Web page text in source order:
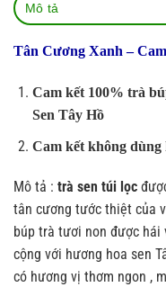
Mô tả
Tân Cương Xanh –
Cam kết 100% trà
Sen Tây Hồ
Cam kết không dùng
Mô tả : trà sen túi lọc
tân cương tước thiệt của
búp trà tươi non được hái
cộng với hương hoa sen
có hương vị thơm ngon ,